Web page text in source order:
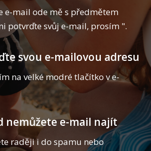
e-mail ode mě s předmětem
potvrďte svůj e-mail, prosím ".
svou e-mailovou adresu
na velké modré tlačítko v e-
nemůžete e-mail najít
raději i do spamu nebo